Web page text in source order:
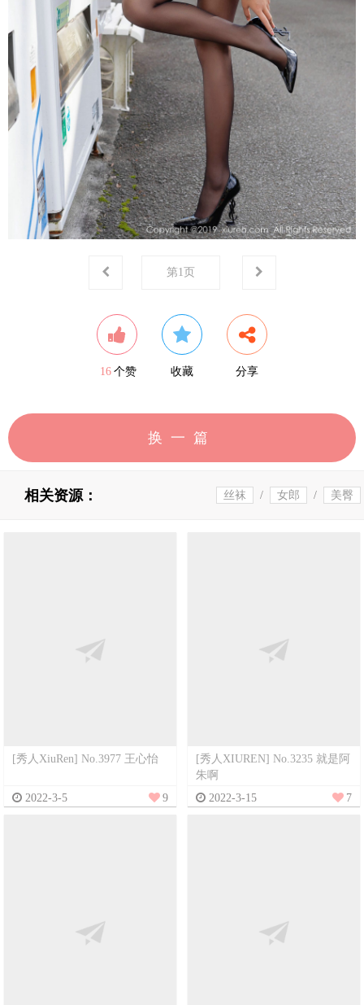
第1页
16 个赞 收藏 分享
换一篇
相关资源： 丝袜 / 女郎 / 美臀
[秀人XiuRen] No.3977 王心怡
2022-3-5 9
[秀人XIUREN] No.3235 就是阿
朱啊
2022-3-15
7